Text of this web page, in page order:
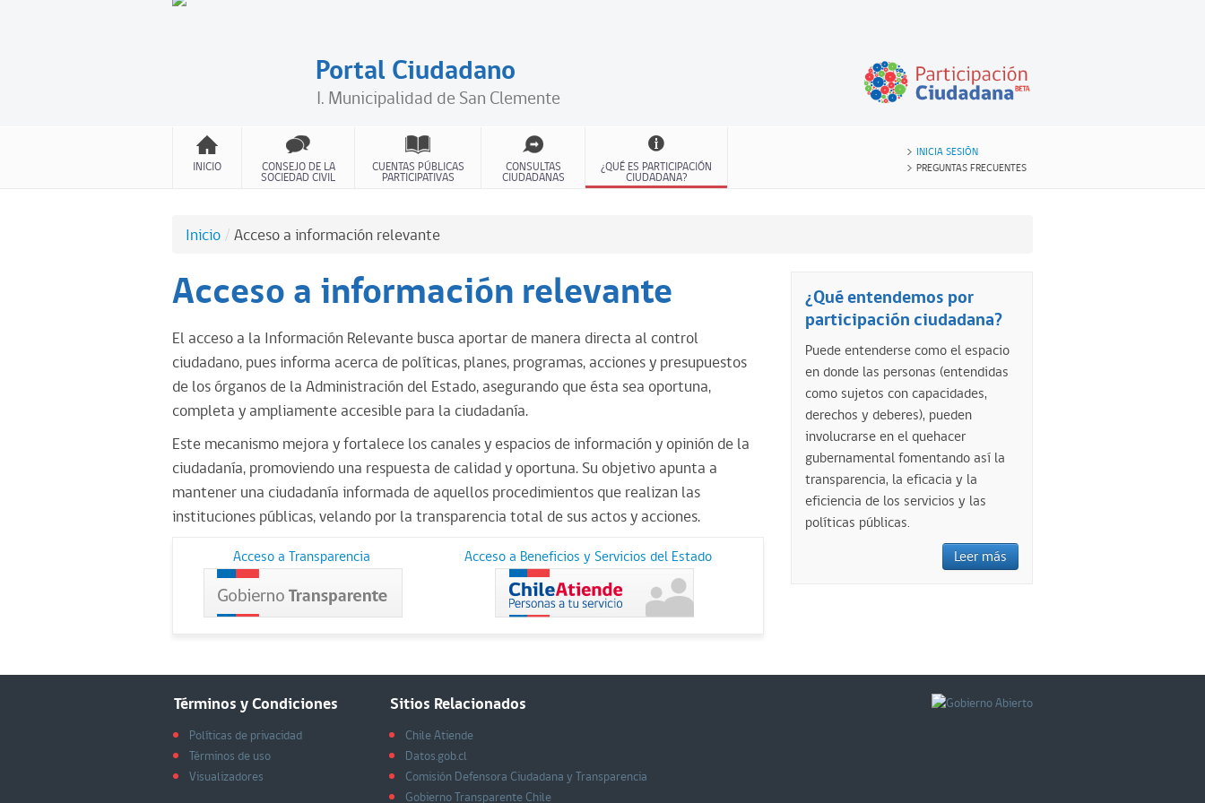
Portal Ciudadano
I. Municipalidad de San Clemente
INICIO
CONSEJO DE LA
SOCIEDAD CIVIL
CUENTAS PÚBLICAS
PARTICIPATIVAS
CONSULTAS
CIUDADANAS
¿QUÉ ES PARTICIPACIÓN
CIUDADANA?
INICIA SESIÓN
PREGUNTAS FRECUENTES
inicio / acceso a información relevante
Acceso a información relevante
El acceso a la Información Relevante busca aportar de manera directa al control
ciudadano, pues informa acerca de políticas, planes, programas, acciones y presupuestos
de los órganos de la Administración del Estado, asegurando que ésta sea oportuna,
completa y ampliamente accesible para la ciudadanía.
Este mecanismo mejora y fortalece los canales y espacios de información y opinión de la
ciudadanía, promoviendo una respuesta de calidad y oportuna. Su objetivo apunta a
mantener una ciudadanía informada de aquellos procedimientos que realizan las
instituciones públicas, velando por la transparencia total de sus actos y acciones.
Acceso a Transparencia Acceso a Beneficios y Servicios del Estado
¿Qué entendemos por
participación ciudadana?
Puede entenderse como el espacio
en donde las personas (entendidas
como sujetos con capacidades,
derechos y deberes), pueden
involucrarse en el quehacer
gubernamental fomentando así la
transparencia, la eficacia y la
eficiencia de los servicios y las
políticas públicas.
Leer más
Términos y Condiciones
Políticas de privacidad
Términos de uso
Visualizadores
Sitios Relacionados
Chile Atiende
Datos.gob.cl
Comisión Defensora Ciudadana y Transparencia
Gobierno Transparente Chile